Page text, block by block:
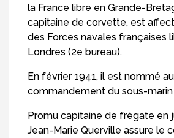
la France libre en Grande-
capitaine de corvette, est
des Forces navales françaises
Londres (2e bureau).
En février 1941, il est nommé au
commandement du sous-marin
Promu capitaine de frégate en
Jean-Marie Querville assure le